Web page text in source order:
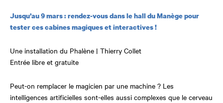
Jusqu’au 9 mars : rendez-vous dans le hall du Manège pour
tester ces cabines magiques et interactives !
Une installation du Phalène | Thierry Collet
Entrée libre et gratuite
Peut-on remplacer le magicien par une machine ? Les
intelligences artificielles sont-elles aussi complexes que le cerveau